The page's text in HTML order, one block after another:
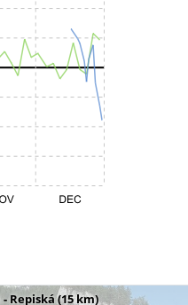
- Repiská (15 km)